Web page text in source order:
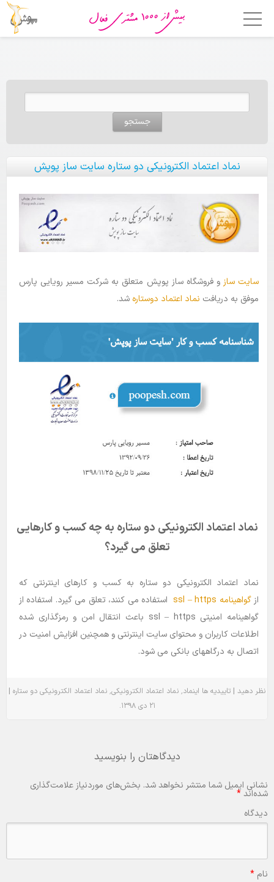
قالب ها
چرا پوپش؟
مشتریان ما
بلاگ
راهنما
جستجو برای:
نماد اعتماد الکترونیکی دو ستاره سایت ساز پوپش
سایت ساز و فروشگاه ساز پوپش متعلق به شرکت مسیر رویایی پارس
موفق به دریافت نماد اعتماد دوستاره شد.
نماد اعتماد الکترونیکی دو ستاره به چه کسب و کارهایی
تعلق می گیرد؟
نماد اعتماد الکترونیکی دو ستاره به کسب و کارهای اینترنتی که
ازگواهینامه ssl – https
استفاده می کنند، تعلق می گیرد. استفاده از
گواهینامه امنیتی ssl – https باعث انتقال امن و رمزگذاری شده
اطلاعات کاربران و محتوای سایت اینترنتی و همچنین افزایش امنیت در
اتصال به درگاههای بانکی می شود.
نظر دهید | تاییدیه ها اینماد٬ نماد اعتماد الکترونیکی٬ نماد اعتماد الکترونیکی دو ستاره |
۲۱ دی ۱۳۹۸ .
دیدگاهتان را بنویسید
نشانی ایمیل شما منتشر نخواهد شد. بخش‌های موردنیاز علامت‌گذاری
شده‌اند*
دیدگاه
نام *